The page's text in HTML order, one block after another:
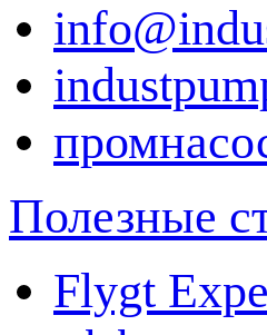
Полезные
Flygt